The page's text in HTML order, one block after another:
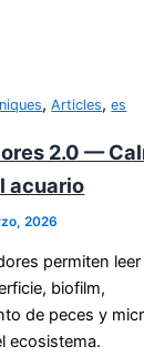
,Articles,es
2.0 —
acuario
2026
permiten
biofilm,
de peces y
ecosistema.